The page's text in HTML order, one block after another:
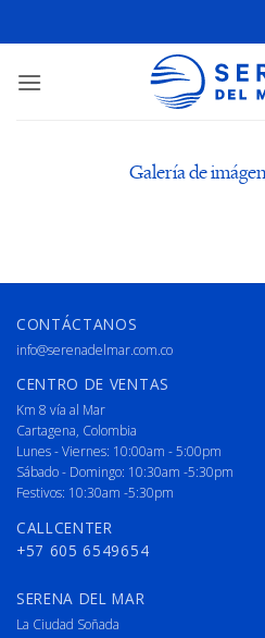
Galería de
CONTÁCTANOS
info@serenadelmar.com.co
CENTRO DE VENTAS
Km 8 vía al Mar
Cartagena, Colombia
Lunes - Viernes: 10:00am - 5:00pm
Sábado - Domingo: 10:30am -5:30pm
Festivos: 10:30am -5:30pm
CALLCENTER
+57 605 6549654
SERENA DEL MAR
La Ciudad Soñada